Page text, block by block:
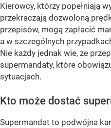
Kierowcy, którzy popełniają
przekraczają dozwoloną
przepisów, mogą zapłacić
a w szczególnych
Nie każdy jednak wie, że
supermandaty, które
sytuacjach.
Kto może dostać
Supermandat to podwójna